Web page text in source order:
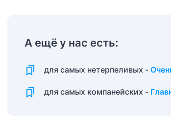
А ещё у нас есть:
для самых нетерпеливых -
для самых компанейских -